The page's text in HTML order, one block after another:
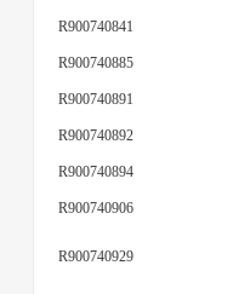
R900740841
R900740885
R900740891
R900740892
R900740894
R900740906
R900740929